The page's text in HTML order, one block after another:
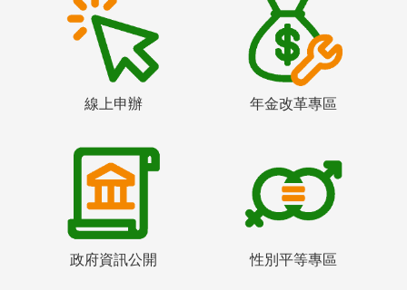
線上申辦 年金改革專區
政府資訊公開 性別平等專區